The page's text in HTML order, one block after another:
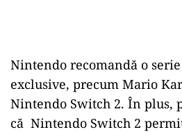
Nintendo recomandă o
exclusive, precum Mario
Nintendo Switch 2. În plus,
că Nintendo Switch 2